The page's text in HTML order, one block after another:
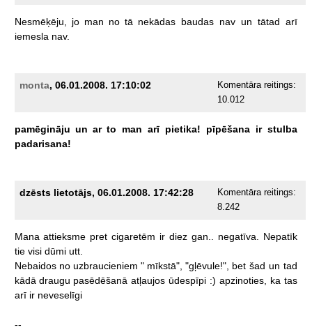
Nesmēķēju, jo man no tā nekādas baudas nav un tātad arī
iemesla nav.
monta, 06.01.2008. 17:10:02
Komentāra reitings:
10.012
pamēgināju un ar to man arī pietika! pīpēšana ir stulba
padarisana!
dzēsts lietotājs, 06.01.2008. 17:42:28
Komentāra reitings:
8.242
Mana attieksme pret cigaretēm ir diez gan.. negatīva.
Nepatīk
tie visi dūmi utt.
Nebaidos no uzbraucieniem " mīkstā", "gļēvule!", bet šad un tad
kādā draugu pasēdēšanā atļaujos ūdespīpi :) apzinoties, ka tas
arī ir neveselīgi
--